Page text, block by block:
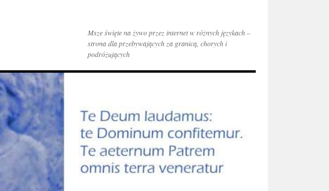
Msze święte na żywo przez internet w różnych językach –
strona dla przebywających za granicą, chorych i
podróżujących